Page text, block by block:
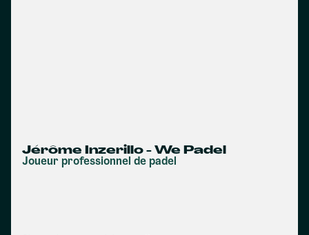
Jérôme Inzerillo - We Padel
Joueur professionnel de padel